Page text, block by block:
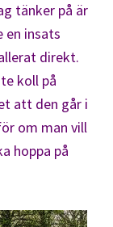
tänker på är
en insats
direkt.
koll på
att den går i
om man vill
hoppa på